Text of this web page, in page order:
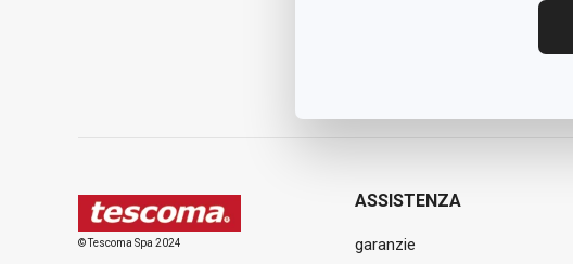
© Tescoma Spa 2024
ASSISTENZA
garanzie